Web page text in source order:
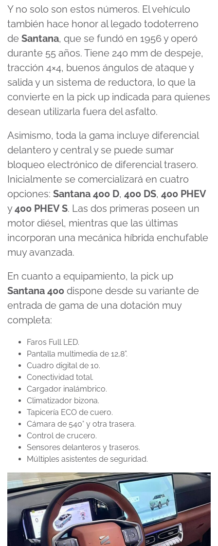
Y no solo son estos números. El vehículo
también hace honor al legado todoterreno
de Santana, que se fundó en 1956 y operó
durante 55 años. Tiene 240 mm de despeje,
tracción 4×4, buenos ángulos de ataque y
salida y un sistema de reductora, lo que la
convierte en la pick up indicada para quienes
desean utilizarla fuera del asfalto.
Asimismo, toda la gama incluye diferencial
delantero y central y se puede sumar
bloqueo electrónico de diferencial trasero.
Inicialmente se comercializará en cuatro
opciones: Santana 400 D, 400 DS, 400 PHEV
y400 PHEV S. Las dos primeras poseen un
motor diésel, mientras que las últimas
incorporan una mecánica híbrida enchufable
muy avanzada.
En cuanto a equipamiento, la pick up
Santana 400 dispone desde su variante de
entrada de gama de una dotación muy
completa:
Faros Full LED.
Pantalla multimedia de 12,8”.
Cuadro digital de 10.
Conectividad total.
Cargador inalámbrico.
Climatizador bizona.
Tapicería ECO de cuero.
Cámara de 540° y otra trasera.
Control de crucero.
Sensores delanteros y traseros.
Múltiples asistentes de seguridad.